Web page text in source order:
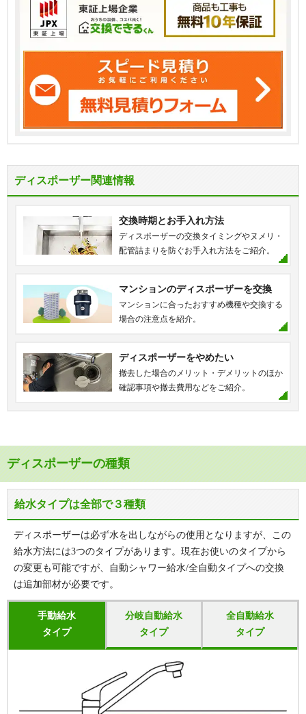
ディスポーザー関連情報
交換時期とお手入れ方法
ディスポーザーの交換タイミングやヌメリ・
配管詰まりを防ぐお手入れ方法をご紹介。
マンションのディスポーザーを交換
マンションに合ったおすすめ機種や交換する
場合の注意点を紹介。
ディスポーザーをやめたい
撤去した場合のメリット・デメリットのほか
確認事項や撤去費用などをご紹介。
ディスポーザーの種類
給水タイプは全部で３種類
ディスポーザーは必ず水を出しながらの使用となりますが、この
給水方法には3つのタイプがあります。現在お使いのタイプから
の変更も可能ですが、自動シャワー給水/全自動タイプへの交換
は追加部材が必要です。
手動給水
タイプ
分岐自動給水
タイプ
全自動給水
タイプ